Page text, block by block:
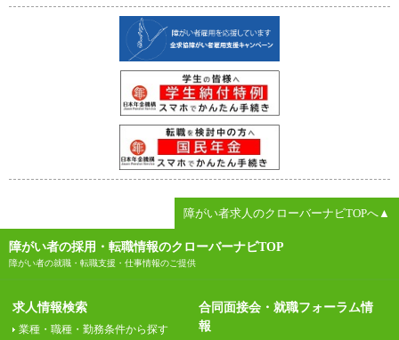
障がい者求人のクローバーナビTOPへ▲
障がい者の採用・転職情報のクローバーナビTOP
障がい者の就職・転職支援・仕事情報のご提供
求人情報検索
業種・職種・勤務条件から探す
合同面接会・就職フォーラム情
報